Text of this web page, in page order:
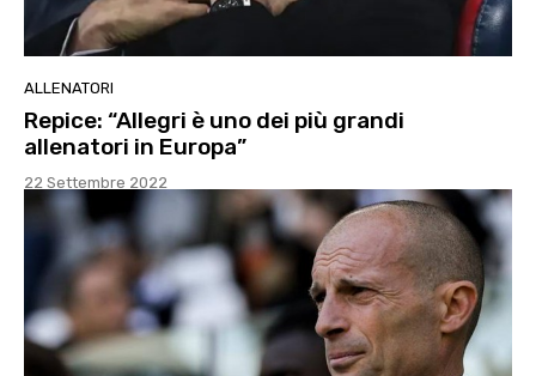
ALLENATORI
Repice: “Allegri è uno dei più grandi
allenatori in Europa”
22 Settembre 2022